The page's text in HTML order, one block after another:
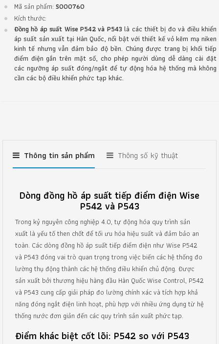
Mã sản phẩm: S000760
Kích thước:
Đồng hồ áp suất Wise P542 và P543 là các thiết bị đo và điều khiển
áp suất sản xuất tại Hàn Quốc, nổi bật với thiết kế vỏ kẽm mạ niken
kinh tế nhưng vẫn đảm bảo độ bền. Chúng được trang bị khối tiếp
điểm điện gắn trên mặt số, cho phép người dùng dễ dàng cài đặt
các ngưỡng áp suất đóng/ngắt để tự động hóa hệ thống mà không
cần các bộ điều khiển phức tạp khác.
Thông tin sản phẩm Thông số kỹ thuật
Dòng đồng hồ áp suất tiếp điểm điện Wise
P542 và P543
Trong kỷ nguyên công nghiệp 4.0, tự động hóa quy trình sản
xuất là yếu tố then chốt để tối ưu hóa hiệu suất và đảm bảo an
toàn. Các dòng đồng hồ áp suất tiếp điểm điện như Wise P542
và P543 đóng vai trò quan trọng trong việc biến các hệ thống đo
lường thụ động thành các hệ thống điều khiển chủ động. Được
sản xuất bởi thương hiệu hàng đầu Hàn Quốc Wise Control, P542
và P543 cung cấp giải pháp đo lường chính xác và tích hợp khả
năng đóng ngắt điện linh hoạt, phù hợp với nhiều ứng dụng từ hệ
thống nước đơn giản đến các quy trình sản xuất phức tạp.
Điểm khác biệt cốt lõi: P542 so với P543